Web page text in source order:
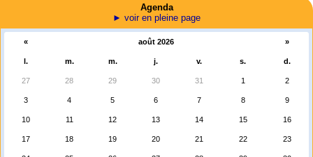
Agenda
► voir en pleine page
« août 2026 »
l. m. m. j. v. s. d.
27 28 29 30 31 1 2
3 4 5 6 7 8 9
10 11 12 13 14 15 16
17 18 19 20 21 22 23